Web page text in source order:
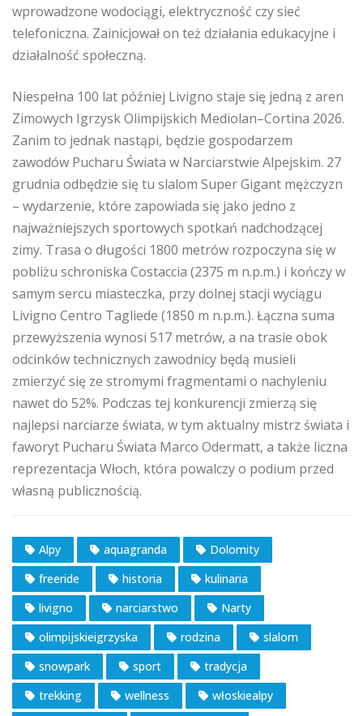
wprowadzone wodociągi, elektryczność czy sieć
telefoniczna. Zainicjował on też działania edukacyjne i
działalność społeczną.
Niespełna 100 lat później Livigno staje się jedną z aren
Zimowych Igrzysk Olimpijskich Mediolan–Cortina 2026.
Zanim to jednak nastąpi, będzie gospodarzem
zawodów Pucharu Świata w Narciarstwie Alpejskim. 27
grudnia odbędzie się tu slalom Super Gigant mężczyzn
– wydarzenie, które zapowiada się jako jedno z
najważniejszych sportowych spotkań nadchodzącej
zimy. Trasa o długości 1800 metrów rozpoczyna się w
pobliżu schroniska Costaccia (2375 m n.p.m.) i kończy w
samym sercu miasteczka, przy dolnej stacji wyciągu
Livigno Centro Tagliede (1850 m n.p.m.). Łączna suma
przewyższenia wynosi 517 metrów, a na trasie obok
odcinków technicznych zawodnicy będą musieli
zmierzyć się ze stromymi fragmentami o nachyleniu
nawet do 52%. Podczas tej konkurencji zmierzą się
najlepsi narciarze świata, w tym aktualny mistrz świata i
faworyt Pucharu Świata Marco Odermatt, a także liczna
reprezentacja Włoch, która powalczy o podium przed
własną publicznością.
Alpy aquagranda
Dolomity
freeride
historia
kulinaria
livigno
narciarstwo
Narty
olimpijskieigrzyska
rodzina
slalom
snowpark
sport
tradycja
trekking
wellness
włoskiealpy